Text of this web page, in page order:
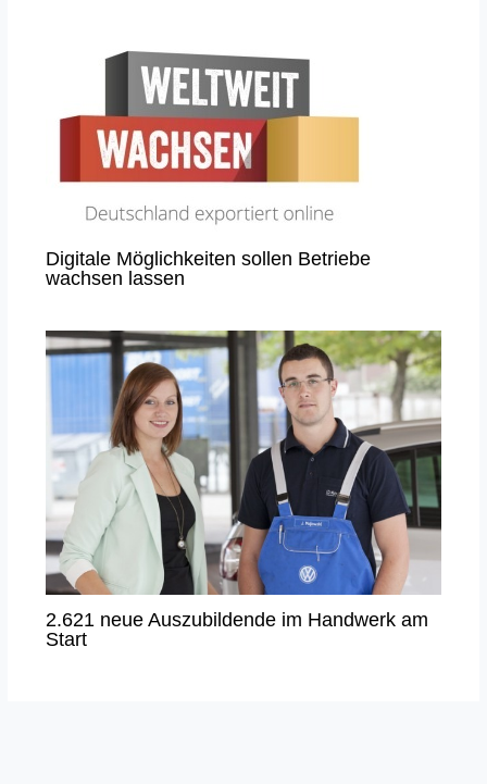
Digitale Möglichkeiten sollen Betriebe
wachsen lassen
2.621 neue Auszubildende im Handwerk am
Start